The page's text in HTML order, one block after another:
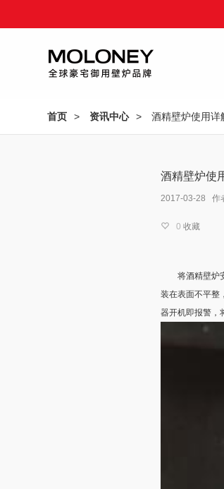
首页 > 资讯中心 > 酒精壁炉使用详
酒精壁炉使
2017-03-28 作
0 收藏
将酒精壁炉安
装在表面不平整
器开机即报警，